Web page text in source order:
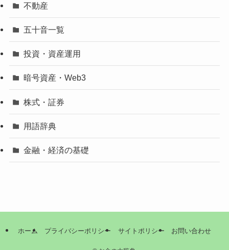
不動産
五十音一覧
投資・資産運用
暗号資産・Web3
株式・証券
用語辞典
金融・経済の基礎
ホーム プライバシーポリシー サイトポリシー お問い合わせ